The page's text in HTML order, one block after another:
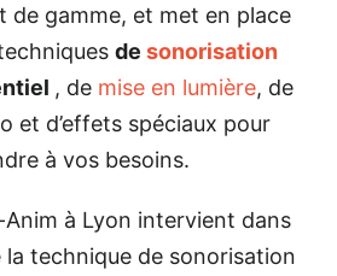
de gamme, et met en place
de sonorisation
, de mise en lumière, de
et d’effets spéciaux pour
à vos besoins.
Anim à Lyon intervient dans
la technique de sonorisation